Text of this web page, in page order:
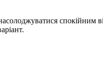
спокійним